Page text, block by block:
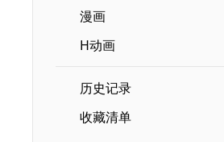
漫画
H动画
历史记录
收藏清单